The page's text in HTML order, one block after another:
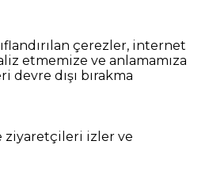
çerezler, internet
etmemize ve anlamamıza
devre dışı bırakma
ziyaretçileri izler ve